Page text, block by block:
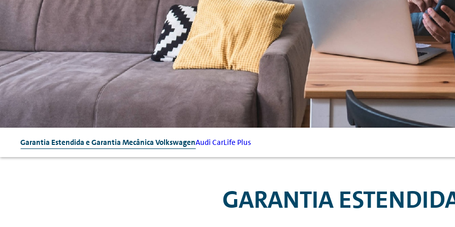
Garantia Estendida e Garantia Mecânica VolkswagenAudi CarLife Plus
GARANTIA